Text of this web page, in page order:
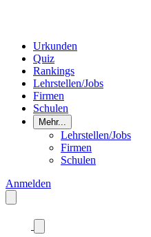
Urkunden
Quiz
Rankings
Lehrstellen/Jobs
Firmen
Schulen
Mehr...
Lehrstellen/Jobs
Firmen
Schulen
Anmelden